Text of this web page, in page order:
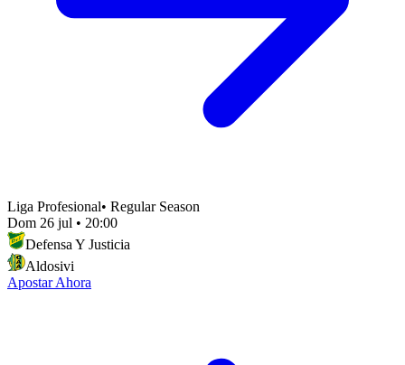
Liga Profesional• Regular Season
Dom 26 jul • 20:00
Defensa Y Justicia
Aldosivi
Apostar Ahora